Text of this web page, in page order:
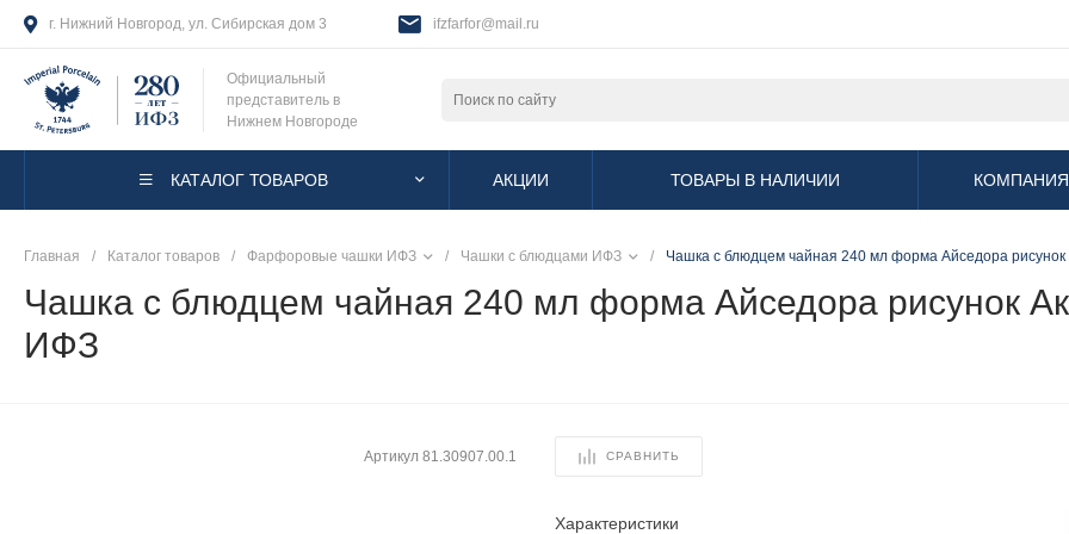
г. Нижний Новгород, ул. Сибирская дом 3 ifzfarfor@mail.ru
Официальный
представитель в
Нижнем Новгороде
КАТАЛОГ ТОВАРОВ АКЦИИ ТОВАРЫ В НАЛИЧИИ КОМПАНИЯ
Главная / Каталог товаров / Фарфоровые чашки ИФЗ / Чашки с блюдцами ИФЗ / Чашка с блюдцем чайная 240 мл форма Айседора
Чашка с блюдцем чайная 240 мл форма Айседора рисунок
ИФЗ
Артикул81.30907.00.1 СРАВНИТЬ
Характеристики